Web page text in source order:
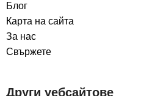
Блог
Карта на сайта
За нас
Свържете
Други уебсайтове